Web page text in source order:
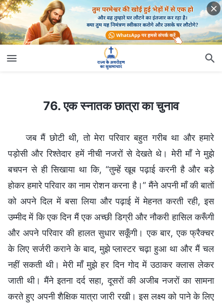
76. एक स्नातक छात्रा का चुनाव
जब मैं छोटी थी, तो मेरा परिवार बहुत गरीब था और हमारे
पड़ोसी और रिश्तेदार हमें नीची नजरों से देखते थे। मेरी माँ ने मुझे
बचपन से ही सिखाया था कि, “तुम्हें खूब पढ़ाई करनी है और बड़े
होकर हमारे परिवार का नाम रोशन करना है।” मैंने अपनी माँ की बातों
को अपने दिल में बसा लिया और पढ़ाई में मेहनत करती रही, इस
उम्मीद में कि एक दिन मैं एक अच्छी डिग्री और नौकरी हासिल करूँगी
और अपने परिवार की हालत सुधार सकूँगी। एक बार, एक फ्रैक्चर
के लिए सर्जरी कराने के बाद, मुझे प्लास्टर चढ़ा हुआ था और मैं चल
नहीं सकती थी। मेरी माँ मुझे हर दिन गोद में उठाकर क्लास लेकर
जाती थी। मैंने इतना दर्द सहा, दूसरों की अजीब नजरों का सामना
करते हुए अपनी शैक्षिक यात्रा जारी रखी। इस लक्ष्य को पाने के लिए